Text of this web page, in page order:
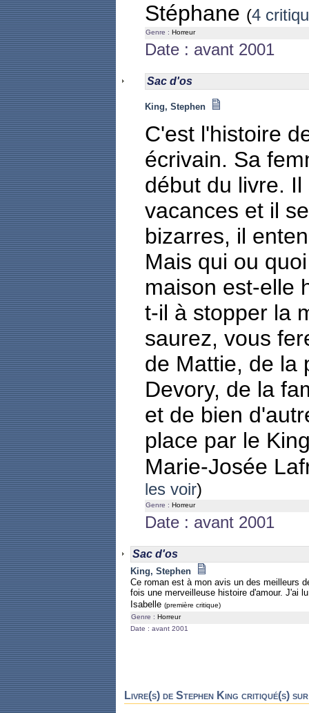
Stéphane (4
Genre : Horreur
Date : avant 2001
Sac d'os
King, Stephen
C'est l'histoire
écrivain. Sa
début du livre.
vacances et il
bizarres, il
Mais qui ou
maison est-elle
t-il à stopper la
saurez, vous
de Mattie, de la
Devory, de la
et de bien
place par le
Marie-Josée
les voir)
Genre : Horreur
Date : avant 2001
Sac d'os
King, Stephen
Ce roman est à mon avis un des meilleurs
fois une merveilleuse histoire d'amour. J'ai
Isabelle (première critique)
Genre : Horreur
Date : avant 2001
Livre(s) de Stephen King critiqué(s)